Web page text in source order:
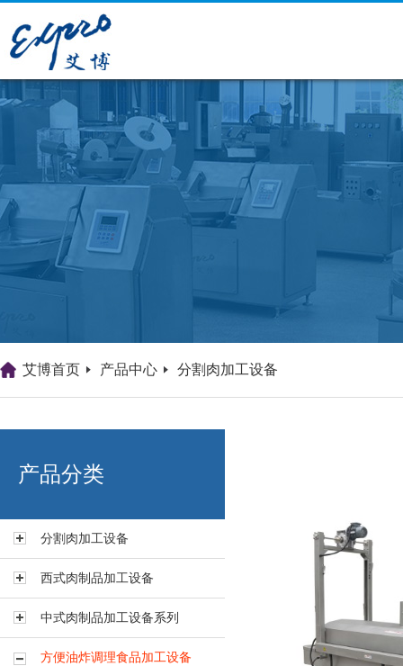
艾博肉类科技（浙江）有限
艾博首页 产品中心 分割肉加工设备
产品分类
分割肉加工设备
西式肉制品加工设备
中式肉制品加工设备系列
方便油炸调理食品加工设备